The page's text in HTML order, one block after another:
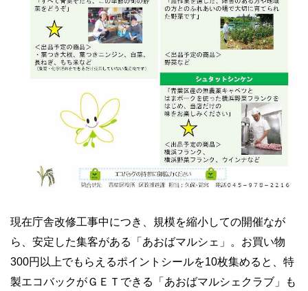
現在庁舎改修工事中につき、規模を縮小しての開催なが
ら、安定した集客がある「あおばマルシェ」。お買い物
300円以上でもらえるポイントシールを10枚集めると、特
製エコバックがＧＥＴできる「あおばマルシェクラブ」も